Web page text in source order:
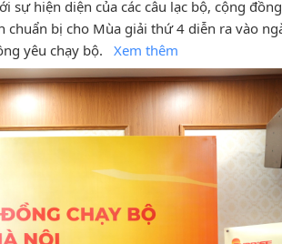
hiện diện của các câu lạc bộ, cộng
chuẩn bị cho Mùa giải thứ 4 diễn ra vào
yêu chạy bộ.
Xem thêm